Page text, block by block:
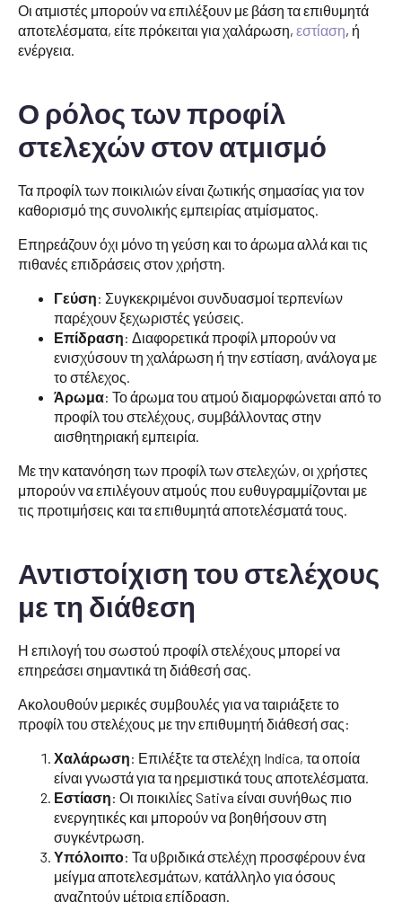
Οι ατμιστές μπορούν να επιλέξουν με βάση τα επιθυμητά
αποτελέσματα, είτε πρόκειται για χαλάρωση, εστίαση, ή
ενέργεια.
Ο ρόλος των προφίλ
στελεχών στον ατμισμό
Τα προφίλ των ποικιλιών είναι ζωτικής σημασίας για τον
καθορισμό της συνολικής εμπειρίας ατμίσματος.
Επηρεάζουν όχι μόνο τη γεύση και το άρωμα αλλά και τις
πιθανές επιδράσεις στον χρήστη.
Γεύση: Συγκεκριμένοι συνδυασμοί τερπενίων
παρέχουν ξεχωριστές γεύσεις.
Επίδραση: Διαφορετικά προφίλ μπορούν να
ενισχύσουν τη χαλάρωση ή την εστίαση, ανάλογα με
το στέλεχος.
Άρωμα: Το άρωμα του ατμού διαμορφώνεται από το
προφίλ του στελέχους, συμβάλλοντας στην
αισθητηριακή εμπειρία.
Με την κατανόηση των προφίλ των στελεχών, οι χρήστες
μπορούν να επιλέγουν ατμούς που ευθυγραμμίζονται με
τις προτιμήσεις και τα επιθυμητά αποτελέσματά τους.
Αντιστοίχιση του στελέχους
με τη διάθεση
Η επιλογή του σωστού προφίλ στελέχους μπορεί να
επηρεάσει σημαντικά τη διάθεσή σας.
Ακολουθούν μερικές συμβουλές για να ταιριάξετε το
προφίλ του στελέχους με την επιθυμητή διάθεσή σας:
Χαλάρωση: Επιλέξτε τα στελέχη Indica, τα οποία
είναι γνωστά για τα ηρεμιστικά τους αποτελέσματα.
Εστίαση: Οι ποικιλίες Sativa είναι συνήθως πιο
ενεργητικές και μπορούν να βοηθήσουν στη
συγκέντρωση.
Υπόλοιπο: Τα υβριδικά στελέχη προσφέρουν ένα
μείγμα αποτελεσμάτων, κατάλληλο για όσους
αναζητούν μέτρια επίδραση.